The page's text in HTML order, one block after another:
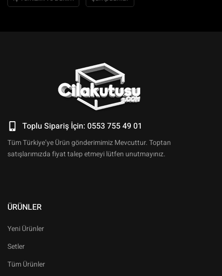
Toplu Sipariş İçin: 0553 755 49 01
Tüm Türkiye’ye Ürün gönderimimiz Mevcuttur. Toptan
satışlarımızda fiyat talep etmeyi lütfen unutmayınız.
ÜRÜNLER
Yeni Ürünler
Setler
Tüm Ürünler